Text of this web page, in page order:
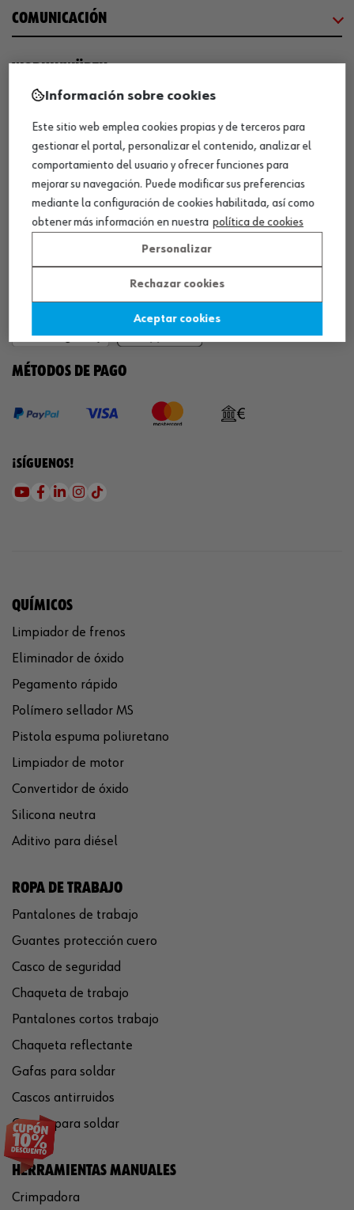
COMUNICACIÓN
NUESTROS CERTIFICADOS
¡WÜRTH EMPRESA SOLIDARIA!
¡DESCARGA NUESTRA APP!
MÉTODOS DE PAGO
¡SÍGUENOS!
QUÍMICOS
Limpiador de frenos
Eliminador de óxido
Pegamento rápido
Polímero sellador MS
Pistola espuma poliuretano
Limpiador de motor
Convertidor de óxido
Silicona neutra
Aditivo para diésel
ROPA DE TRABAJO
Pantalones de trabajo
Guantes protección cuero
Casco de seguridad
Chaqueta de trabajo
Pantalones cortos trabajo
Chaqueta reflectante
Gafas para soldar
Cascos antirruidos
Careta para soldar
HERRAMIENTAS MANUALES
Crimpadora
Información sobre cookies
Este sitio web emplea cookies propias y de terceros para
gestionar el portal, personalizar el contenido, analizar el
comportamiento del usuario y ofrecer funciones para
mejorar su navegación. Puede modificar sus preferencias
mediante la configuración de cookies habilitada, así como
obtener más información en nuestra política de cookies
Personalizar
Rechazar cookies
Aceptar cookies